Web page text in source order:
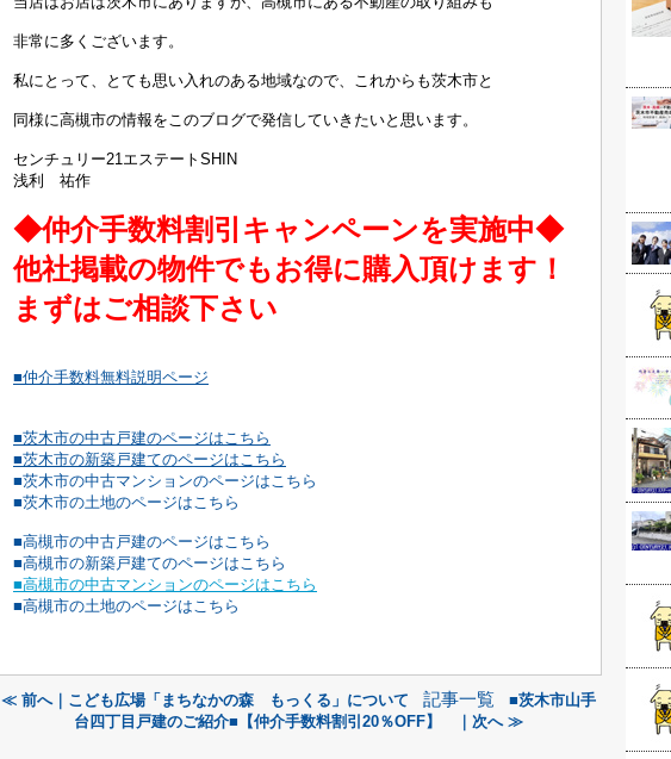
非常に多くございます。
私にとって、とても思い入れのある地域なので、これからも茨木市と
同様に高槻市の情報をこのブログで発信していきたいと思います。
センチュリー21エステートSHIN
浅利 祐作
◆仲介手数料割引キャンペーンを実施中◆
他社掲載の物件でもお得に購入頂けます！
まずはご相談下さい
■仲介手数料無料説明ページ
■茨木市の中古戸建のページはこちら
■茨木市の新築戸建てのページはこちら
■茨木市の中古マンションのページはこちら
■茨木市の土地のページはこちら
■高槻市の中古戸建のページはこちら
■高槻市の新築戸建てのページはこちら
■高槻市の中古マンションのページはこちら
■高槻市の土地のページはこちら
≪ 前へ｜こども広場「まちなかの森 もっくる」について 記事一覧
■茨木市山手
台四丁目戸建のご紹介■【仲介手数料割引20％OFF】 ｜次へ ≫